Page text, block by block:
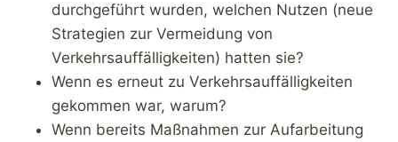
durchgeführt wurden, welchen Nutzen (neue
Strategien zur Vermeidung von
Verkehrsauffälligkeiten) hatten sie?
Wenn es erneut zu Verkehrsauffälligkeiten
gekommen war, warum?
Wenn bereits Maßnahmen zur Aufarbeitung